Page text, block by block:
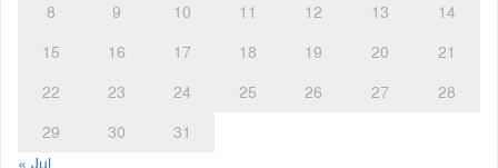
8
9 10 11 12 13
14
15
16 17 18 19 20
21
22
23 24 25 26 27
28
29
30
31
« Jul